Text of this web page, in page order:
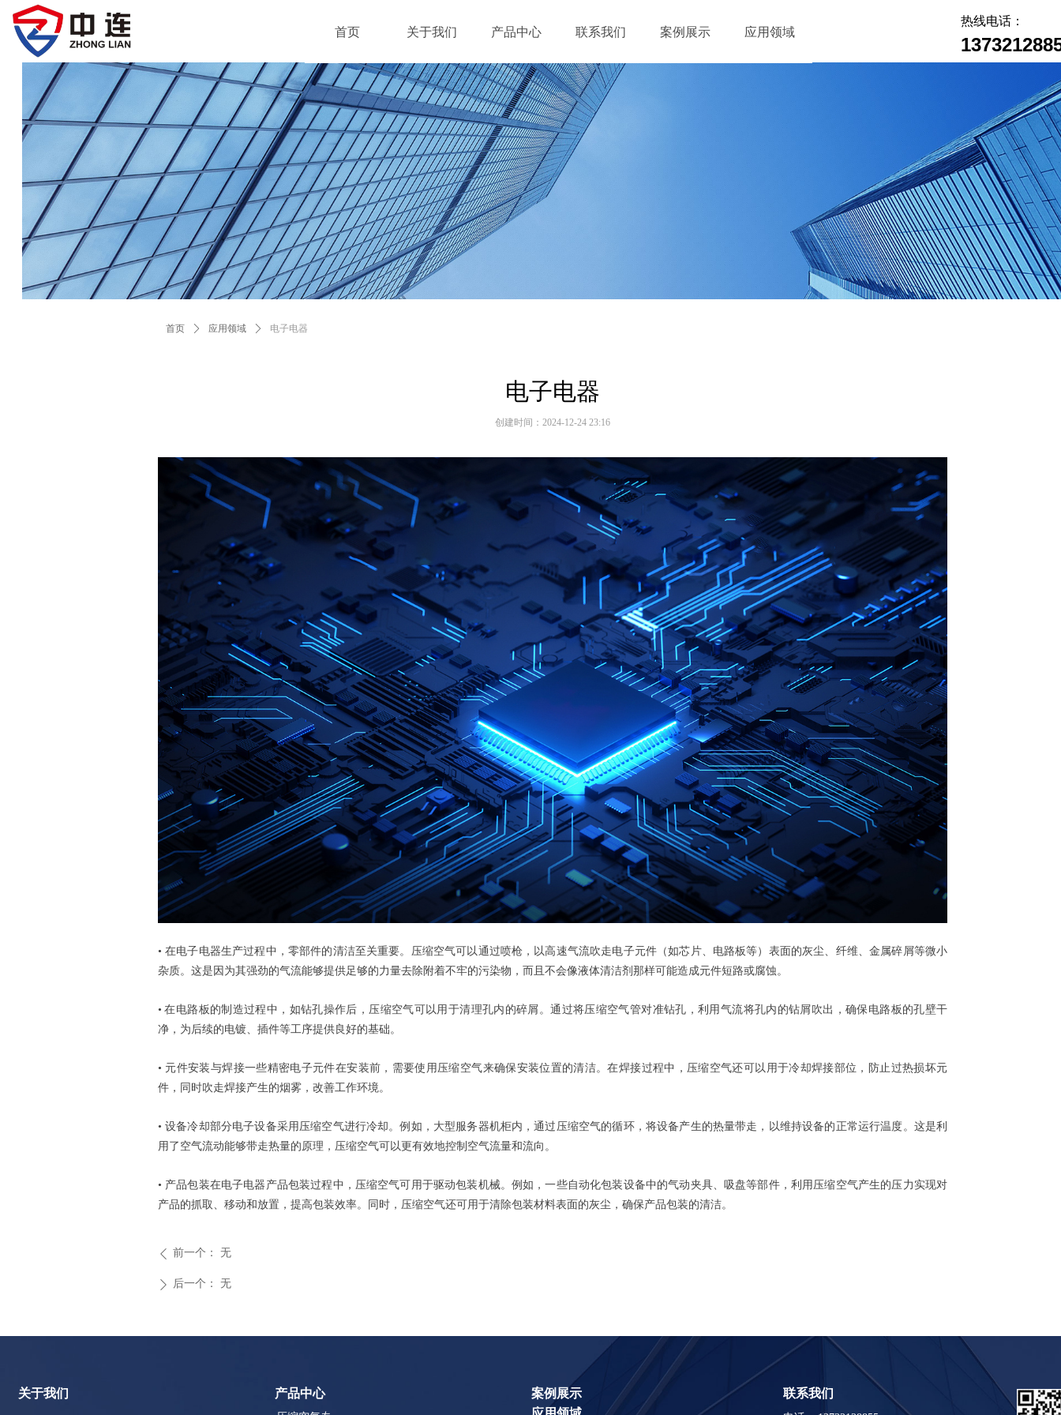
首页 关于我们 产品中心 联系我们 案例展示 应用领域
热线电话：
电子电器
• 在电子电器生产过程中，零部件的清洁至关重要。压缩空气可以通过喷枪，以高速气流吹走电子元件（如芯片、电路板等）表面的灰尘、纤维、金属碎屑等微小
杂质。这是因为其强劲的气流能够提供足够的力量去除附着不牢的污染物，而且不会像液体清洁剂那样可能造成元件短路或腐蚀。
• 在电路板的制造过程中，如钻孔操作后，压缩空气可以用于清理孔内的碎屑。通过将压缩空气管对准钻孔，利用气流将孔内的钻屑吹出，确保电路板的孔壁干
净，为后续的电镀、插件等工序提供良好的基础。
• 元件安装与焊接一些精密电子元件在安装前，需要使用压缩空气来确保安装位置的清洁。在焊接过程中，压缩空气还可以用于冷却焊接部位，防止过热损坏元
件，同时吹走焊接产生的烟雾，改善工作环境。
• 设备冷却部分电子设备采用压缩空气进行冷却。例如，大型服务器机柜内，通过压缩空气的循环，将设备产生的热量带走，以维持设备的正常运行温度。这是利
用了空气流动能够带走热量的原理，压缩空气可以更有效地控制空气流量和流向。
• 产品包装在电子电器产品包装过程中，压缩空气可用于驱动包装机械。例如，一些自动化包装设备中的气动夹具、吸盘等部件，利用压缩空气产生的压力实现对
产品的抓取、移动和放置，提高包装效率。同时，压缩空气还可用于清除包装材料表面的灰尘，确保产品包装的清洁。
ꄴ 前一个： 无
ꄲ 后一个： 无
创建时间： 2024-12-24 23:16
首页 ꄲ 应用领域 ꄲ 电子电器
关于我们 产品中心
案例展示
联系我们